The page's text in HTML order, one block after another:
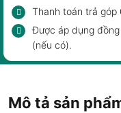
Thanh toán trả góp
Được áp dụng
(nếu có).
Mô tả sản